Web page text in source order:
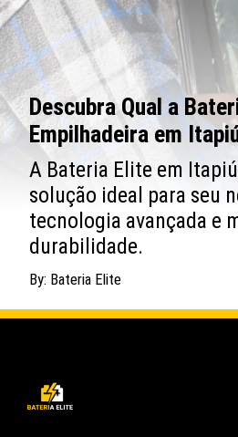
Descubra Qual a
Empilhadeira em
A Bateria Elite em
solução ideal para seu
tecnologia avançada e
durabilidade.
By: Bateria Elite